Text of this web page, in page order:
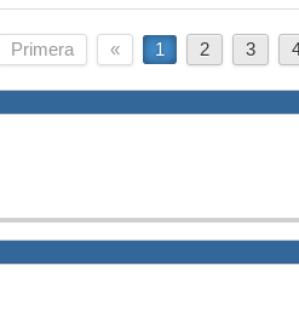
Primera « 1 2 3